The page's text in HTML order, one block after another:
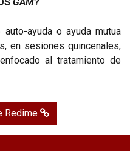
GAM?
ayuda o ayuda mutua
en sesiones quincenales,
al tratamiento de
Redime